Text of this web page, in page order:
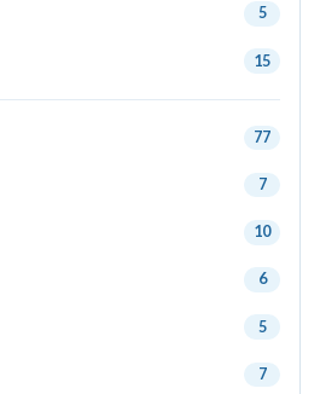
5
15
77
7
10
6
5
7